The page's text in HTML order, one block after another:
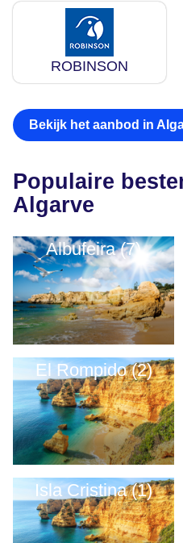
ROBINSON
Bekijk het aanbod in
Populaire
Algarve
Albufeira (7)
El Rompido (2)
Isla Cristina (1)